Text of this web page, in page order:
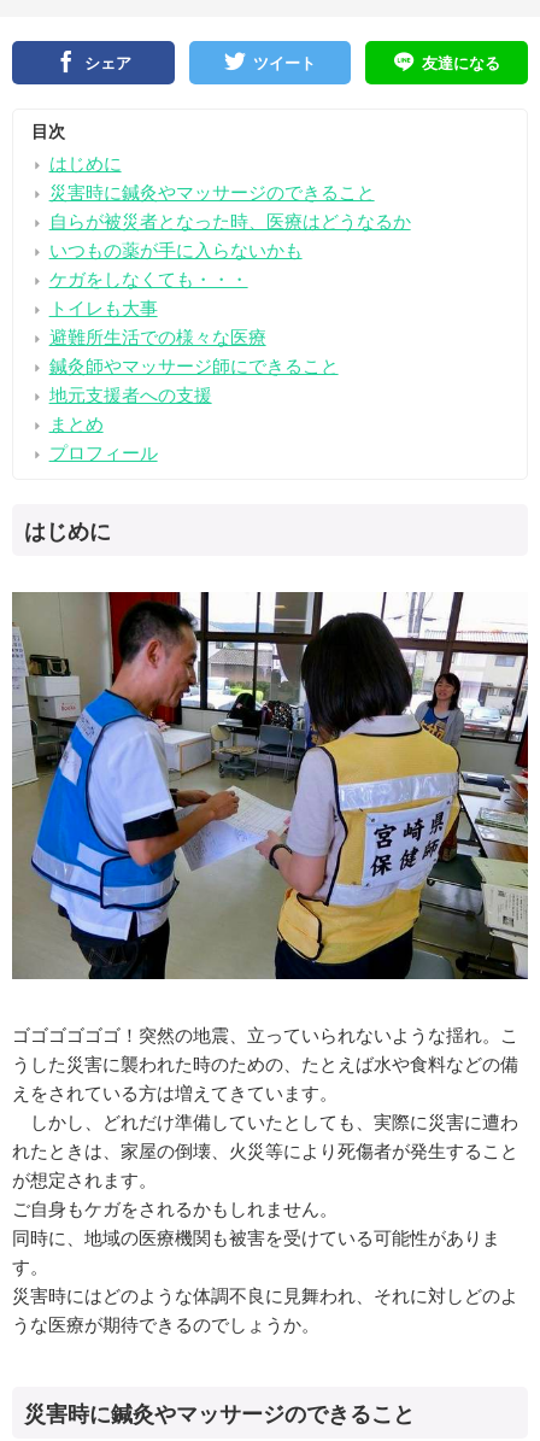
シェア ツイート 友達になる
目次
はじめに
災害時に鍼灸やマッサージのできること
自らが被災者となった時、医療はどうなるか
いつもの薬が手に入らないかも
ケガをしなくても・・・
トイレも大事
避難所生活での様々な医療
鍼灸師やマッサージ師にできること
地元支援者への支援
まとめ
プロフィール
はじめに
ゴゴゴゴゴゴ！突然の地震、立っていられないような揺れ。こ
うした災害に襲われた時のための、たとえば水や食料などの備
えをされている方は増えてきています。
しかし、どれだけ準備していたとしても、実際に災害に遭わ
れたときは、家屋の倒壊、火災等により死傷者が発生すること
が想定されます。
ご自身もケガをされるかもしれません。
同時に、地域の医療機関も被害を受けている可能性がありま
す。
災害時にはどのような体調不良に見舞われ、それに対しどのよ
うな医療が期待できるのでしょうか。
災害時に鍼灸やマッサージのできること